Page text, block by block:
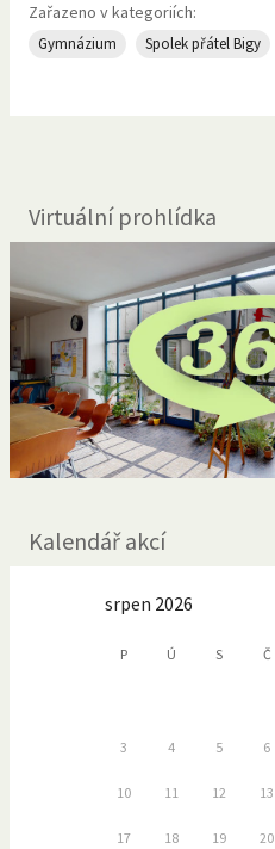
Zařazeno v kategoriích:
Gymnázium Spolek přátel Bigy
Virtuální prohlídka
Kalendář akcí
srpen 2026
P Ú S Č
3 4 5 6
10 11 12 13
17 18 19 20